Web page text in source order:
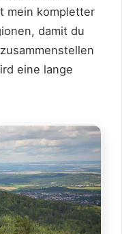
mein kompletter
damit du
eine lange